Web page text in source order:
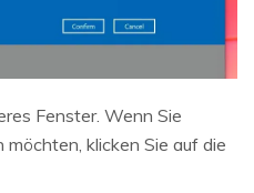
Fenster. Wenn Sie
klicken Sie auf die